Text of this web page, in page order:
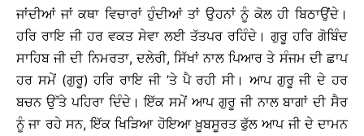
ਜਾਂਦੀਆਂ ਜਾਂ ਕਥਾ ਵਿਚਾਰਾਂ ਹੁੰਦੀਆਂ ਤਾਂ ਉਹਨਾਂ ਨੂੰ ਕੋਲ ਹੀ ਬਿਠਾਉਂਦੇ।
ਹਰਿ ਰਾਇ ਜੀ ਹਰ ਵਕਤ ਸੇਵਾ ਲਈ ਤੱਤਪਰ ਰਹਿੰਦੇ। ਗੁਰੂ ਹਰਿ ਗੋਬਿੰਦ
ਸਾਹਿਬ ਜੀ ਦੀ ਨਿਮਰਤਾ, ਦਲੇਰੀ, ਸਿੱਖਾਂ ਨਾਲ ਪਿਆਰ ਤੇ ਸੰਜਮ ਦੀ ਛਾਪ
ਹਰ ਸਮੇਂ (ਗੁਰੂ) ਹਰਿ ਰਾਇ ਜੀ ’ਤੇ ਪੈ ਰਹੀ ਸੀ। ਆਪ ਗੁਰੂ ਜੀ ਦੇ ਹਰ
ਬਚਨ ਉੱਤੇ ਪਹਿਰਾ ਦਿੰਦੇ। ਇੱਕ ਸਮੇਂ ਆਪ ਗੁਰੂ ਜੀ ਨਾਲ ਬਾਗਾਂ ਦੀ ਸੈਰ
ਨੂੰ ਜਾ ਰਹੇ ਸਨ, ਇੱਕ ਖਿੜਿਆ ਹੋਇਆ ਖ਼ੂਬਸੂਰਤ ਫੁੱਲ ਆਪ ਜੀ ਦੇ ਦਾਮਨ